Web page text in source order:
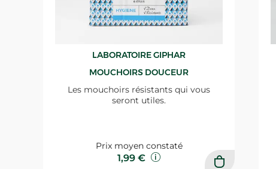
LABORATOIRE GIPHAR
MOUCHOIRS DOUCEUR
Les mouchoirs résistants qui vous
seront utiles.
Prix moyen constaté
1,99 €